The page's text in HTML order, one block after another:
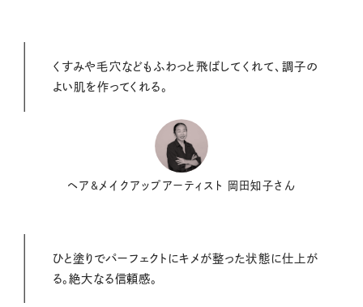
くすみや毛穴などもふわっと飛ばしてくれて、調子の
よい肌を作ってくれる。
ヘア&メイクアップアーティスト 岡田知子さん
ひと塗りでパーフェクトにキメが整った状態に仕上が
る。絶大なる信頼感。